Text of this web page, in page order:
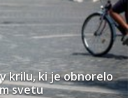
krilu, ki je obnorelo
svetu